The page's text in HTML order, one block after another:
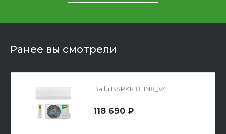
Ранее вы смотрели
Ballu BSPKI-18HN8_V4
118 690 ₽